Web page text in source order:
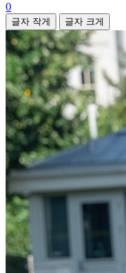
0
글자 작게 글자 크게